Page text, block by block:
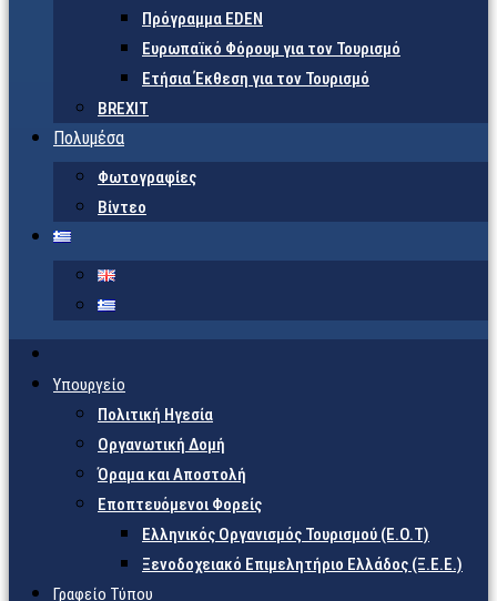
Πρόγραμμα EDEN
Ευρωπαϊκό Φόρουμ για τον Τουρισμό
Ετήσια Έκθεση για τον Τουρισμό
BREXIT
Πολυμέσα
Φωτογραφίες
Βίντεο
Υπουργείο
Πολιτική Ηγεσία
Οργανωτική Δομή
Όραμα και Αποστολή
Εποπτευόμενοι Φορείς
Eλληνικός Οργανισμός Τουρισμού (Ε.Ο.Τ)
Ξενοδοχειακό Επιμελητήριο Ελλάδος (Ξ.Ε.Ε.)
Γραφείο Τύπου